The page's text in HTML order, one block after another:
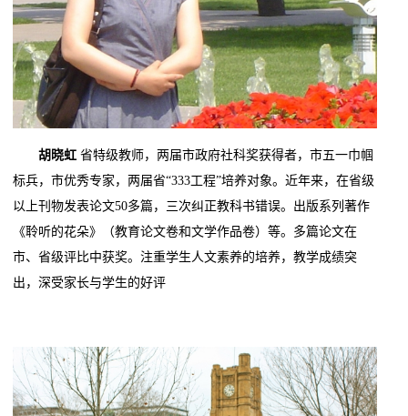
胡晓虹 省特级教师，两届市政府社科奖获得者，市五一巾帼
标兵，市优秀专家，两届省“333工程”培养对象。近年来，在省级
以上刊物发表论文50多篇，三次纠正教科书错误。出版系列著作
《聆听的花朵》（教育论文卷和文学作品卷）等。多篇论文在
市、省级评比中获奖。注重学生人文素养的培养，教学成绩突
出，深受家长与学生的好评